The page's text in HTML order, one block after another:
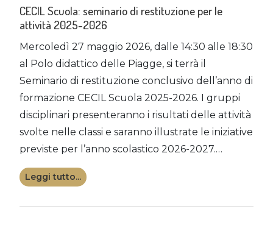
CECIL Scuola: seminario di restituzione per le
attività 2025-2026
Mercoledì 27 maggio 2026, dalle 14:30 alle 18:30
al Polo didattico delle Piagge, si terrà il
Seminario di restituzione conclusivo dell’anno di
formazione CECIL Scuola 2025-2026. I gruppi
disciplinari presenteranno i risultati delle attività
svolte nelle classi e saranno illustrate le iniziative
previste per l’anno scolastico 2026-2027.…
Leggi tutto...